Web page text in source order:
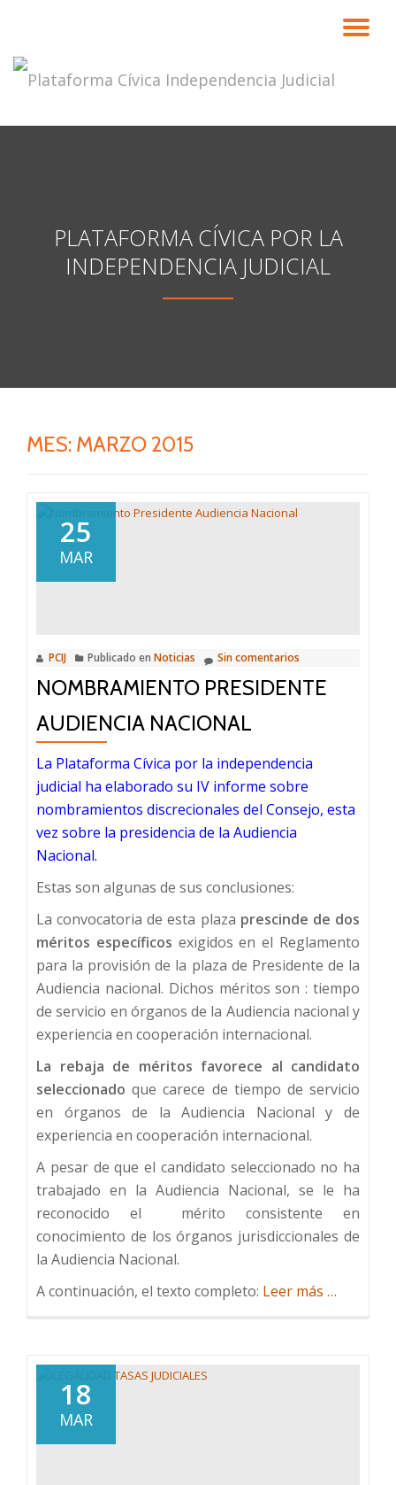
contenido
PLATAFORMA CÍVICA POR LA
INDEPENDENCIA JUDICIAL
MES: MARZO 2015
25
MAR
PCIJ Publicado en Noticias Sin comentarios
NOMBRAMIENTO PRESIDENTE
AUDIENCIA NACIONAL
La Plataforma Cívica por la independencia
judicial ha elaborado su IV informe sobre
nombramientos discrecionales del Consejo, esta
vez sobre la presidencia de la Audiencia
Nacional.
Estas son algunas de sus conclusiones:
La convocatoria de esta plaza prescinde de dos
méritos específicos exigidos en el Reglamento
para la provisión de la plaza de Presidente de la
Audiencia nacional. Dichos méritos son : tiempo
de servicio en órganos de la Audiencia nacional y
experiencia en cooperación internacional.
La rebaja de méritos favorece al candidato
seleccionado que carece de tiempo de servicio
en órganos de la Audiencia Nacional y de
experiencia en cooperación internacional.
A pesar de que el candidato seleccionado no ha
trabajado en la Audiencia Nacional, se le ha
reconocido el mérito consistente en
conocimiento de los órganos jurisdiccionales de
la Audiencia Nacional.
A continuación, el texto completo: Leer más Acerca
…
18
MAR